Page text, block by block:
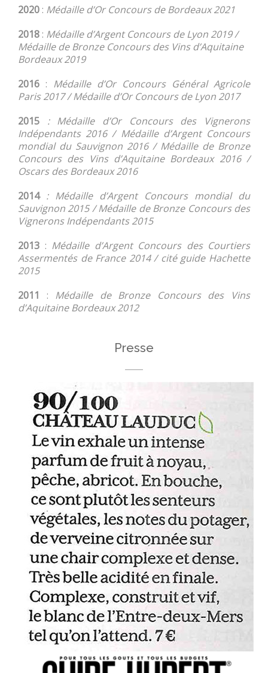
2020 : Médaille d’Or Concours de Bordeaux 2021
2018 : Médaille d’Argent Concours de Lyon 2019 /
Médaille de Bronze Concours des Vins d’Aquitaine
Bordeaux 2019
2016 : Médaille d’Or Concours Général Agricole
Paris 2017 / Médaille d’Or Concours de Lyon 2017
2015
: Médaille d’Or Concours des Vignerons
Indépendants 2016 / Médaille d’Argent Concours
mondial du Sauvignon 2016 / Médaille de Bronze
Concours des Vins d’Aquitaine Bordeaux 2016 /
Oscars des Bordeaux 2016
2014 : Médaille d’Argent Concours mondial du
Sauvignon 2015 / Médaille de Bronze Concours des
Vignerons Indépendants 2015
2013 : Médaille d’Argent Concours des Courtiers
Assermentés de France 2014 / cité guide Hachette
2015
2011 : Médaille de Bronze Concours des Vins
d’Aquitaine Bordeaux 2012
Presse